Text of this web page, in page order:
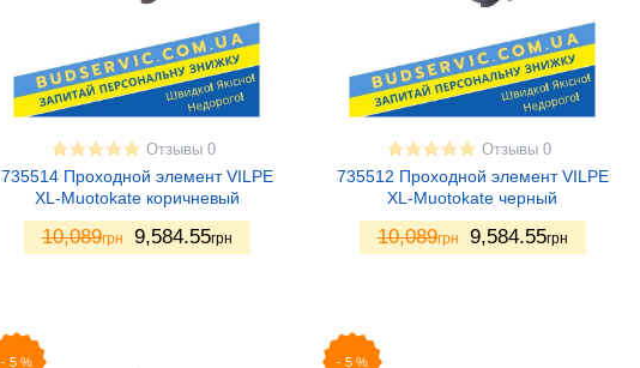
Отзывы 0
735514 Проходной элемент VILPE
XL-Muotokate коричневый
10,089грн 9,584.55грн
Отзывы 0
735512 Проходной элемент VILPE
XL-Muotokate черный
10,089грн 9,584.55грн
- 5 % - 5 %